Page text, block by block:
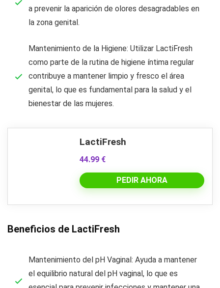
a prevenir la aparición de olores desagradables en
la zona genital.
Mantenimiento de la Higiene: Utilizar LactiFresh
como parte de la rutina de higiene íntima regular
contribuye a mantener limpio y fresco el área
genital, lo que es fundamental para la salud y el
bienestar de las mujeres.
LactiFresh
44.99 €
PEDIR AHORA
Beneficios de LactiFresh
Mantenimiento del pH Vaginal: Ayuda a mantener
el equilibrio natural del pH vaginal, lo que es